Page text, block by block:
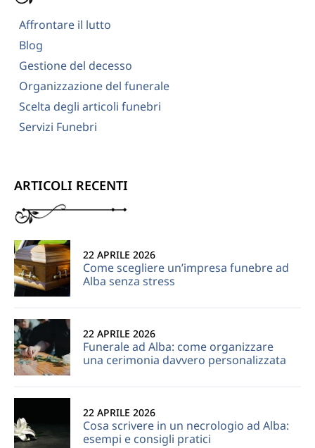
Affrontare il lutto
Blog
Gestione del decesso
Organizzazione del funerale
Scelta degli articoli funebri
Servizi Funebri
ARTICOLI RECENTI
Come scegliere un’impresa funebre ad
Alba senza stress
22 APRILE 2026
Funerale ad Alba: come organizzare
una cerimonia davvero personalizzata
22 APRILE 2026
Cosa scrivere in un necrologio ad Alba:
esempi e consigli pratici
22 APRILE 2026